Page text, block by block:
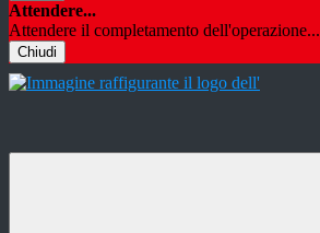
Attendere...
Attendere il completamento dell'operazione...
Chiudi